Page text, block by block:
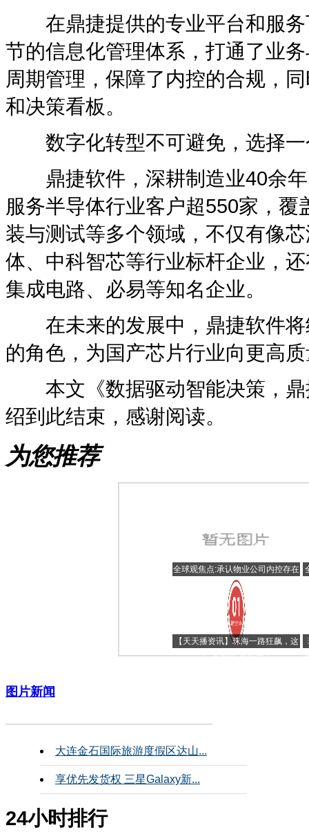
在鼎捷提供的专业平台和服务
节的信息化管理体系，打通了业
周期管理，保障了内控的合规，
和决策看板。
数字化转型不可避免，选择一
鼎捷软件，深耕制造业40余年
服务半导体行业客户超550家，
装与测试等多个领域，不仅有像
体、中科智芯等行业标杆企业，
集成电路、必易等知名企业。
在未来的发展中，鼎捷软件将
的角色，为国产芯片行业向更高
本文《数据驱动智能决策，鼎
绍到此结束，感谢阅读。
为您推荐
全球观焦点:承认物业公司内控存在
缺陷，恒大发布独立调查结果
【天天播资讯】珠海一路狂飙，这
个“全能盘”超抢手！
图片新闻
大连金石国际旅游度假区达山...
享优先发货权 三星Galaxy新...
24小时排行